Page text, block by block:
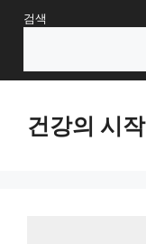
Skip검색
건강의 시작